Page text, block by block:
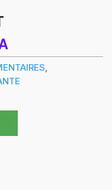
Le
prix
actuel
est :
,